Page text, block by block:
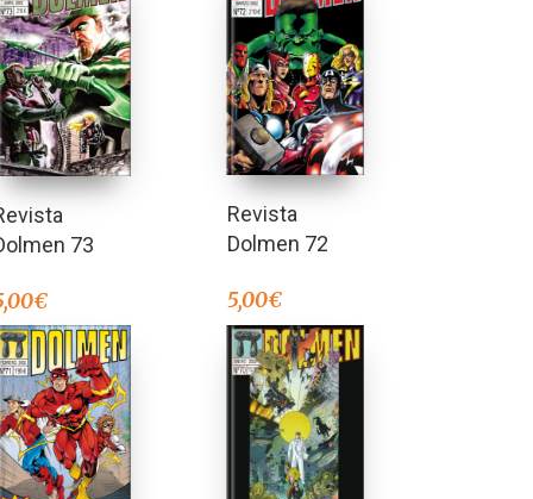
73
€
Revista
Dolmen 72
5,00€